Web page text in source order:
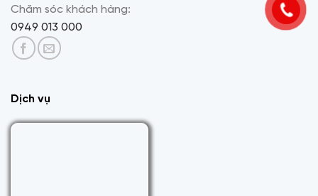
Chăm sóc khách hàng:
0949 013 000
Dịch vụ